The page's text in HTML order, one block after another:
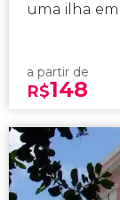
uma ilha
a partir de
R$148